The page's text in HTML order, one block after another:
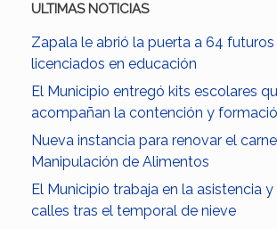
ULTIMAS NOTICIAS
Zapala le abrió la puerta a 64
licenciados en educación
El Municipio entregó kits escolares
acompañan la contención y
Nueva instancia para renovar el
Manipulación de Alimentos
El Municipio trabaja en la asistencia
calles tras el temporal de nieve